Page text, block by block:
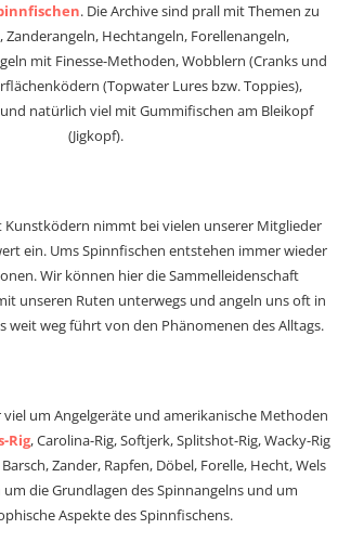
. Die Archive sind prall mit Themen zu
, Zanderangeln, Hechtangeln, Forellenangeln,
mit Finesse-Methoden, Wobblern (Cranks und
(Topwater Lures bzw. Toppies),
natürlich viel mit Gummifischen am Bleikopf
(Jigkopf).
Kunstködern nimmt bei vielen unserer Mitglieder
ein. Ums Spinnfischen entstehen immer wieder
Wir können hier die Sammelleidenschaft
unseren Ruten unterwegs und angeln uns oft in
weit weg führt von den Phänomenen des Alltags.
um Angelgeräte und amerikanische Methoden
Rig, Carolina-Rig, Softjerk, Splitshot-Rig, Wacky-Rig
Zander, Rapfen, Döbel, Forelle, Hecht, Wels
um die Grundlagen des Spinnangelns und um
Aspekte des Spinnfischens.